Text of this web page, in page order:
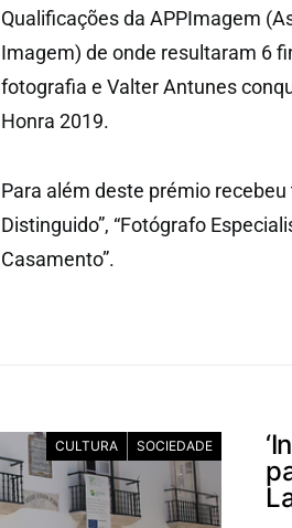
Qualificações da APPImagem
Imagem) de onde resultaram 6
fotografia e Valter Antunes
Honra 2019.
Para além deste prémio
Distinguido”, “Fotógrafo
Casamento”.
CULTURA SOCIEDADE